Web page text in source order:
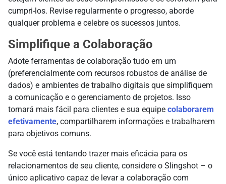
cumpri-los. Revise regularmente o progresso, aborde
qualquer problema e celebre os sucessos juntos.
Simplifique a Colaboração
Adote ferramentas de colaboração tudo em um
(preferencialmente com recursos robustos de análise de
dados) e ambientes de trabalho digitais que simplifiquem
a comunicação e o gerenciamento de projetos. Isso
tornará mais fácil para clientes e sua equipe colaborarem
efetivamente, compartilharem informações e trabalharem
para objetivos comuns.
Se você está tentando trazer mais eficácia para os
relacionamentos de seu cliente, considere o Slingshot – o
único aplicativo capaz de levar a colaboração com